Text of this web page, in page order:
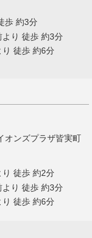
歩 約3分
り 徒歩 約3分
り 徒歩 約6分
オンズプラザ皆実町
り 徒歩 約2分
り 徒歩 約3分
り 徒歩 約6分